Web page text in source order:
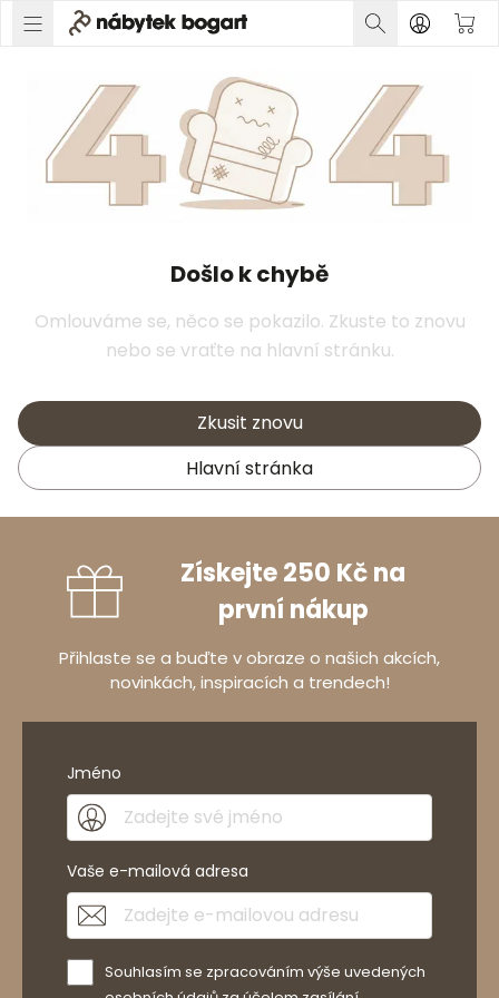
Došlo k chybě
Omlouváme se, něco se pokazilo. Zkuste to znovu
nebo se vraťte na hlavní stránku.
Zkusit znovu
Hlavní stránka
Získejte 250 Kč na
první nákup
Přihlaste se a buďte v obraze o našich akcích,
novinkách, inspiracích a trendech!
Jméno
Vaše e-mailová adresa
Souhlasím se zpracováním výše uvedených